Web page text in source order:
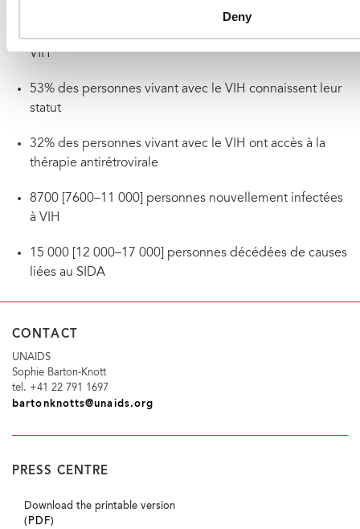
Deny
Données du VIH en République Centrafricaine, 2017
VIH
53% des personnes vivant avec le VIH connaissent leur
statut
32% des personnes vivant avec le VIH ont accès à la
thérapie antirétrovirale
8700 [7600–11 000] personnes nouvellement infectées
à VIH
15 000 [12 000–17 000] personnes décédées de causes
liées au SIDA
CONTACT
UNAIDS
Sophie Barton-Knott
tel. +41 22 791 1697
bartonknotts@unaids.org
PRESS CENTRE
Download the printable version
(PDF)